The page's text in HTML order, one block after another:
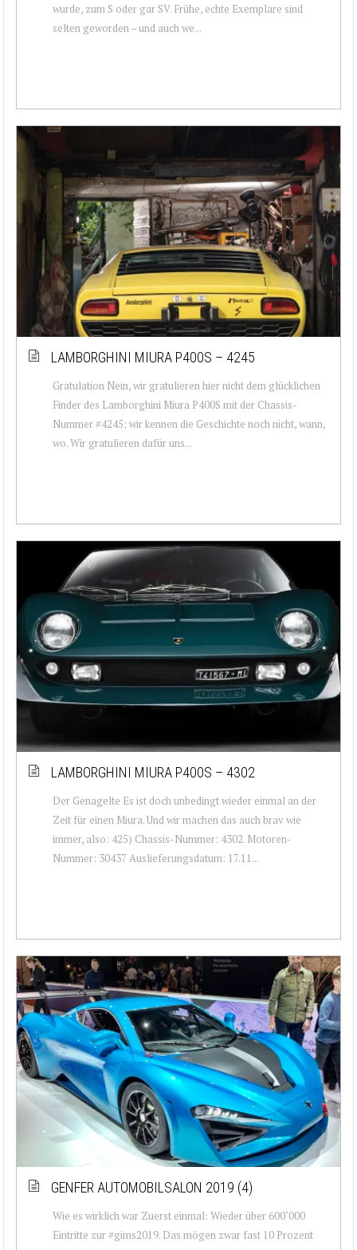
wurde, zum S oder gar SV. Frühe, echte Exemplare sind
selten geworden – und auch we...
LAMBORGHINI MIURA P400S – 4245
Gratulation Nein, wir gratulieren hier nicht dem glücklichen
Finder des Lamborghini Miura P400S mit der Chassis-
Nummer #4245; wir kennen die Geschichte noch nicht, wann,
wo. Wir gratulieren dafür uns...
LAMBORGHINI MIURA P400S – 4302
Der Genagelte Es ist doch unbedingt wieder einmal an der
Zeit für einen Miura. Und wir machen das auch brav wie
immer, also: 425) Chassis-Nummer: 4302. Motoren-
Nummer: 30437 Auslieferungsdatum: 17.11...
GENFER AUTOMOBILSALON 2019 (4)
Wie es wirklich war Zuerst einmal: Wieder über 600‘000
Eintritte zur #gims2019. Das mögen zwar fast 10 Prozent